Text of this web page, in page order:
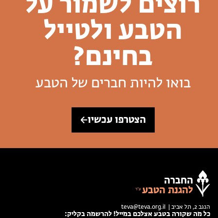
רוצים לשמור על
הטבע ולטייל
בחינם?
בואו להיות חברים של הטבע
הצטרפו עכשיו
החברה
להגנת הטבע
הנגב 2, תל אביב | teva@teva.org.il
כל מה שקורה בטבע אצלכם במייל! להרשמה בקליק: